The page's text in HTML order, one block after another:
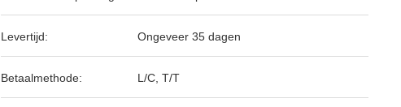
Levertijd: Ongeveer 35 dagen
Betaalmethode: L/C, T/T